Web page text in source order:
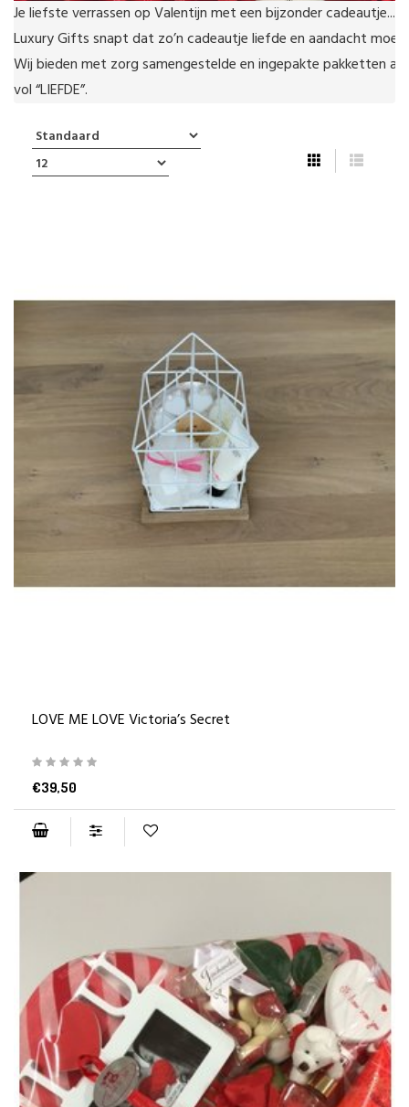
Je liefste verrassen op Valentijn met een bijzonder cadeautje....
Luxury Gifts snapt dat zo’n cadeautje liefde en aandacht
Wij bieden met zorg samengestelde en ingepakte pakketten
vol “LIEFDE”.
LOVE ME LOVE Victoria’s Secret
€39,50